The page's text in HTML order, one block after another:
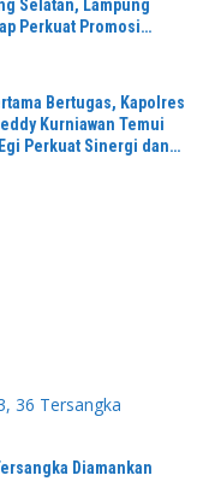
Selatan, Lampung
Perkuat Promosi
Bertugas, Kapolres
Kurniawan Temui
Perkuat Sinergi dan
Diamankan